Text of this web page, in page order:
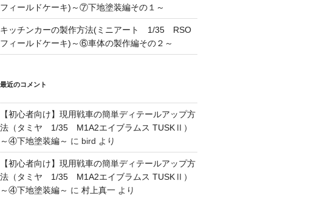
フィールドケーキ)～⑦下地塗装編その１～
キッチンカーの製作方法(ミニアート 1/35 RSO
フィールドケーキ)～⑥車体の製作編その２～
最近のコメント
【初心者向け】現用戦車の簡単ディテールアップ方
法（タミヤ 1/35 M1A2エイブラムス TUSKⅡ）
～④下地塗装編～ に bird より
【初心者向け】現用戦車の簡単ディテールアップ方
法（タミヤ 1/35 M1A2エイブラムス TUSKⅡ）
～④下地塗装編～ に 村上真一より